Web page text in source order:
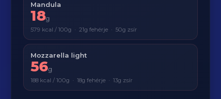
Mandula
18g
579 kcal / 100g · 21g fehérje · 50g zsír
Mozzarella light
56g
188 kcal / 100g · 18g fehérje · 13g zsír